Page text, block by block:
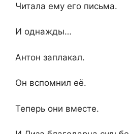
Читала ему его письма.
И однажды…
Антон заплакал.
Он вспомнил её.
Теперь они вместе.